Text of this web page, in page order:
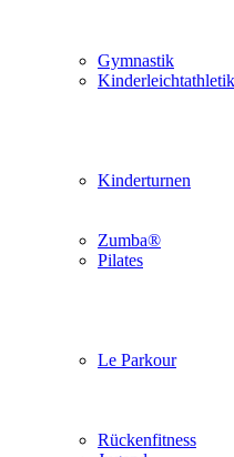
Gymnastik
Kinderleichtathletik
Kinderturnen
Zumba®
Pilates
Le Parkour
Rückenfitness